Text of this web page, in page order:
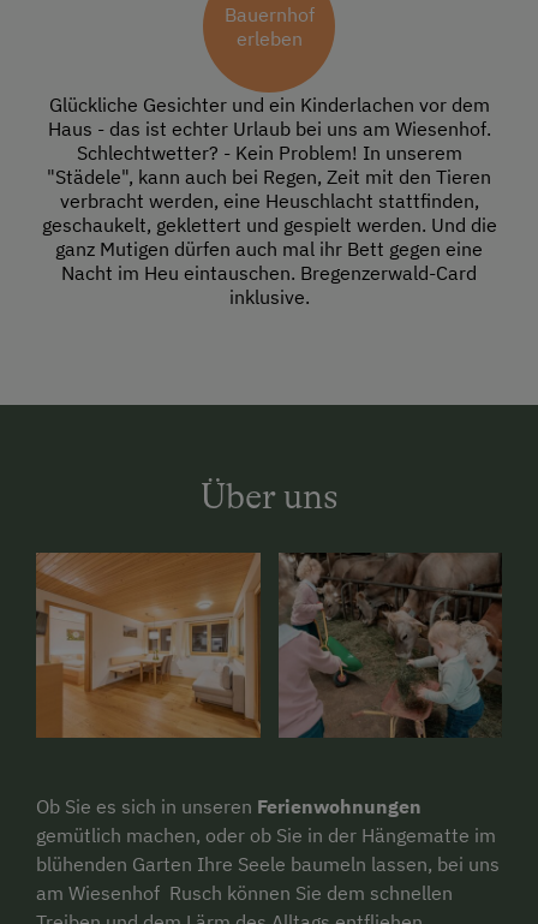
Bauernhof
erleben
Glückliche Gesichter und ein Kinderlachen vor dem
Haus - das ist echter Urlaub bei uns am Wiesenhof.
Schlechtwetter? - Kein Problem! In unserem
"Städele", kann auch bei Regen, Zeit mit den Tieren
verbracht werden, eine Heuschlacht stattfinden,
geschaukelt, geklettert und gespielt werden. Und die
ganz Mutigen dürfen auch mal ihr Bett gegen eine
Nacht im Heu eintauschen. Bregenzerwald-Card
inklusive.
Über uns
Ob Sie es sich in unseren Ferienwohnungen
gemütlich machen, oder ob Sie in der Hängematte im
blühenden Garten Ihre Seele baumeln lassen, bei uns
am Wiesenhof Rusch können Sie dem schnellen